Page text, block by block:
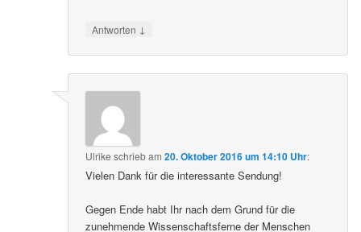
Antworten ↓
Ulrike schriebam20. Oktober 2016 um 14:10 Uhr:
Vielen Dank für die interessante Sendung!
Gegen Ende habt Ihr nach dem Grund für die
zunehmende Wissenschaftsferne der Menschen